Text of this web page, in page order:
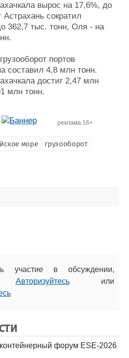
вырос на 17,6%, до
сократил
362,7 тыс. тонн, Оля - на
портов
составил 4,8 млн тонн.
достиг 2,47 млн
млн тонн.
реклама 16+
море грузооборот
участие в обсуждении,
Авторизуйтесьили
форум ESE-2026